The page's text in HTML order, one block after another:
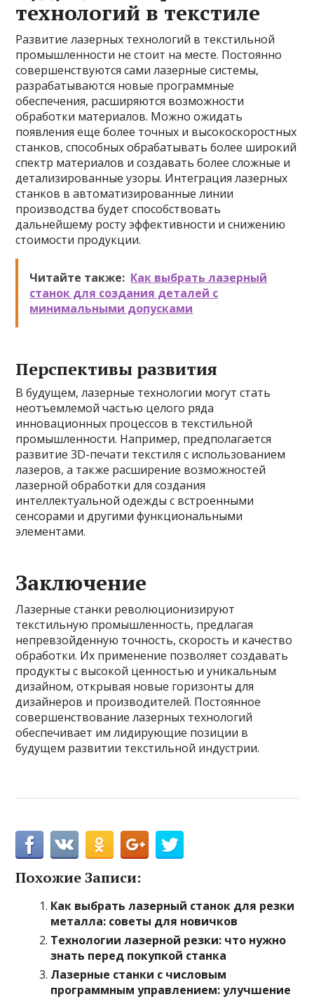
технологий в текстиле
Развитие лазерных технологий в текстильной
промышленности не стоит на месте. Постоянно
совершенствуются сами лазерные системы,
разрабатываются новые программные
обеспечения, расширяются возможности
обработки материалов. Можно ожидать
появления еще более точных и высокоскоростных
станков, способных обрабатывать более широкий
спектр материалов и создавать более сложные и
детализированные узоры. Интеграция лазерных
станков в автоматизированные линии
производства будет способствовать
дальнейшему росту эффективности и снижению
стоимости продукции.
Читайте также: Как выбрать лазерный
станок для создания деталей с
минимальными допусками
Перспективы развития
В будущем, лазерные технологии могут стать
неотъемлемой частью целого ряда
инновационных процессов в текстильной
промышленности. Например, предполагается
развитие 3D-печати текстиля с использованием
лазеров, а также расширение возможностей
лазерной обработки для создания
интеллектуальной одежды с встроенными
сенсорами и другими функциональными
элементами.
Заключение
Лазерные станки революционизируют
текстильную промышленность, предлагая
непревзойденную точность, скорость и качество
обработки. Их применение позволяет создавать
продукты с высокой ценностью и уникальным
дизайном, открывая новые горизонты для
дизайнеров и производителей. Постоянное
совершенствование лазерных технологий
обеспечивает им лидирующие позиции в
будущем развитии текстильной индустрии.
Похожие Записи:
Как выбрать лазерный станок для резки
металла: советы для новичков
Технологии лазерной резки: что нужно
знать перед покупкой станка
Лазерные станки с числовым
программным управлением: улучшение